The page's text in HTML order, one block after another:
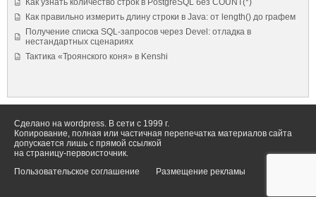
Как правильно измерить длину строки в Java: от length() до графем
Получение списка SQL-запросов через Devel: отладка в
нестандартных сценариях
Тактика «Троянского коня» в Kenshi
Сделано на wordpress. В сети с 1999 г.
Копирование, полная или частичная перепечатка материалов сайта
допускается лишь с прямой ссылкой
на страницу-первоисточник.
Пользовательское соглашение
Размещение рекламы